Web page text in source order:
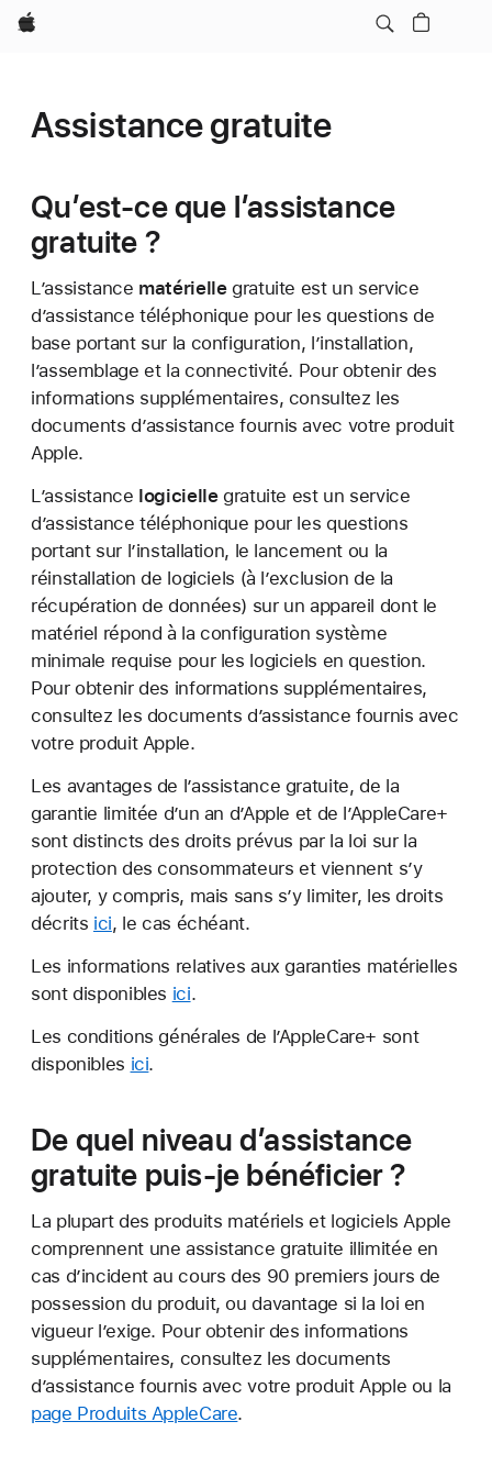
Apple
Assistance gratuite
Qu’est-ce que l’assistance
gratuite ?
L’assistance matériellegratuite est un service
d’assistance téléphonique pour les questions de
base portant sur la configuration, l’installation,
l’assemblage et la connectivité. Pour obtenir des
informations supplémentaires, consultez les
documents d’assistance fournis avec votre produit
Apple.
L’assistance logiciellegratuite est un service
d’assistance téléphonique pour les questions
portant sur l’installation, le lancement ou la
réinstallation de logiciels (à l’exclusion de la
récupération de données) sur un appareil dont le
matériel répond à la configuration système
minimale requise pour les logiciels en question.
Pour obtenir des informations supplémentaires,
consultez les documents d’assistance fournis avec
votre produit Apple.
Les avantages de l’assistance gratuite, de la
garantie limitée d’un an d’Apple et de l’AppleCare+
sont distincts des droits prévus par la loi sur la
protection des consommateurs et viennent s’y
ajouter, y compris, mais sans s’y limiter, les droits
décrits ici, le cas échéant.
Les informations relatives aux garanties matérielles
sont disponibles ici.
Les conditions générales de l’AppleCare+ sont
disponibles ici.
De quel niveau d’assistance
gratuite puis-je bénéficier ?
La plupart des produits matériels et logiciels Apple
comprennent une assistance gratuite illimitée en
cas d’incident au cours des 90 premiers jours de
possession du produit, ou davantage si la loi en
vigueur l’exige. Pour obtenir des informations
supplémentaires, consultez les documents
d’assistance fournis avec votre produit Apple ou la
page Produits AppleCare.